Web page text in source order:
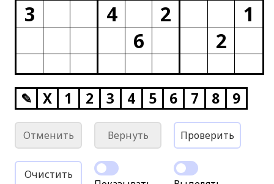
3
4 2
1
6
2
✎ X 1 2 3 4 5 6 7 8 9
Отменить Вернуть Проверить
Очистить